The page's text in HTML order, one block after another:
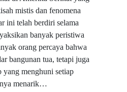
mistis dan fenomena
ini telah berdiri selama
banyak peristiwa
orang percaya bahwa
bangunan tua, tetapi juga
yang menghuni setiap
menarik…